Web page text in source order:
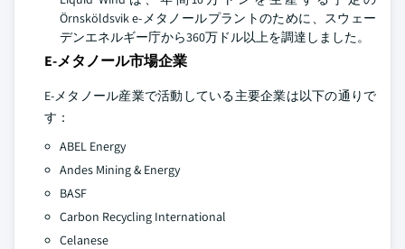
Örnsköldsvik e-メタノールプラントのために、スウェー
デンエネルギー庁から360万ドル以上を調達しました。
E-メタノール市場企業
E-メタノール産業で活動している主要企業は以下の通りで
す：
ABEL Energy
Andes Mining & Energy
BASF
Carbon Recycling International
Celanese